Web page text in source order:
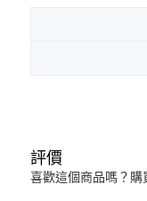
評價
喜歡這個商品嗎？